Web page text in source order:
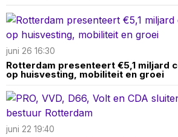
juni 26 16:30
Rotterdam presenteert €5,1 miljard
op huisvesting, mobiliteit en groei
juni 22 19:40